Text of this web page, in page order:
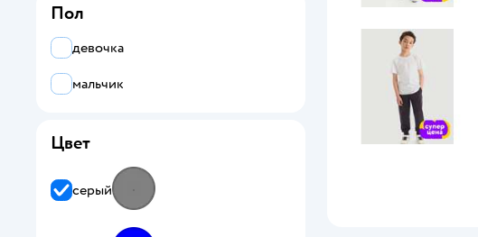
Пол
девочка
мальчик
Цвет
серый